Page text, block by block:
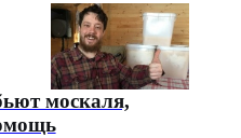
москаля,